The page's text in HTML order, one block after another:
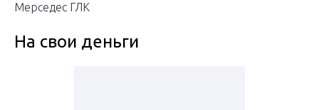
Мерседес ГЛК
На свои деньги